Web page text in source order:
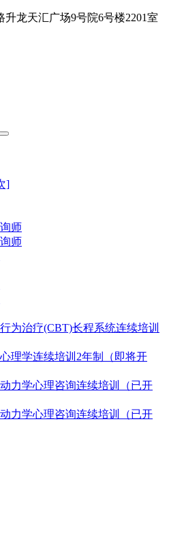
龙天汇广场9号院6号楼2201室
]
师
师
为治疗(CBT)长程系统连续培训
心理学连续培训2年制（即将开
动力学心理咨询连续培训（已开
动力学心理咨询连续培训（已开